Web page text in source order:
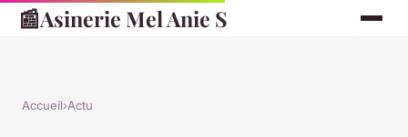
📰Asinerie Mel Anie S
Accueil›Actu